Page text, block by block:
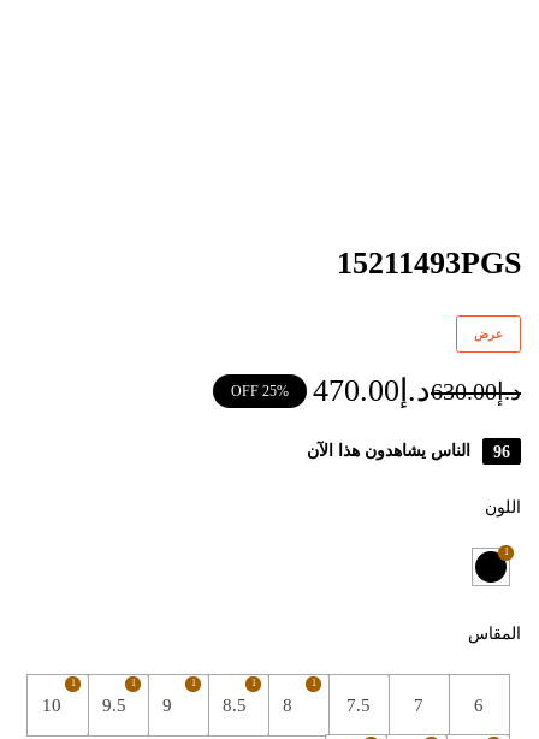
15211493PGS
عرض
د.إ630.00د.إ 470.00
25% OFF
96 الناس يشاهدون هذا الآن
اللون
1
المقاس
6
7
7.5
1
8
1
8.5
1
9
1
9.5
1
10